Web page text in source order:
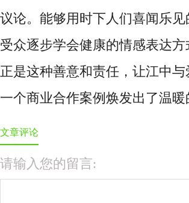
议论。能够用时下人们喜闻乐
受众逐步学会健康的情感表达
正是这种善意和责任，让江中
一个商业合作案例焕发出了温暖
文章评论
请输入您的留言: